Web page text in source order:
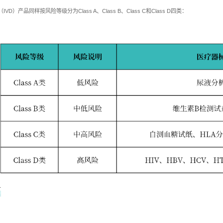
IVD）产品同样按风险等级分为Class A、Class B、Class C和Class D四类：